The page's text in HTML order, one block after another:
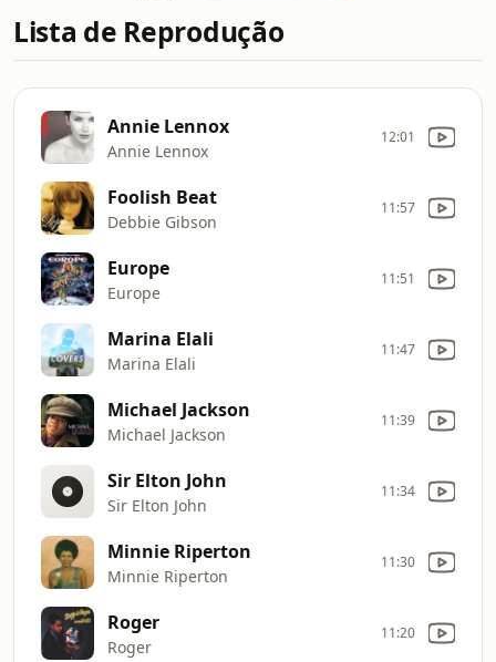
Lista de Reprodução
Annie Lennox
Annie Lennox
12:01
Foolish Beat
Debbie Gibson
11:57
Europe
Europe
11:51
Marina Elali
Marina Elali
11:47
Michael Jackson
Michael Jackson
11:39
Sir Elton John
Sir Elton John
11:34
Minnie Riperton
Minnie Riperton
11:30
Roger
Roger
11:20